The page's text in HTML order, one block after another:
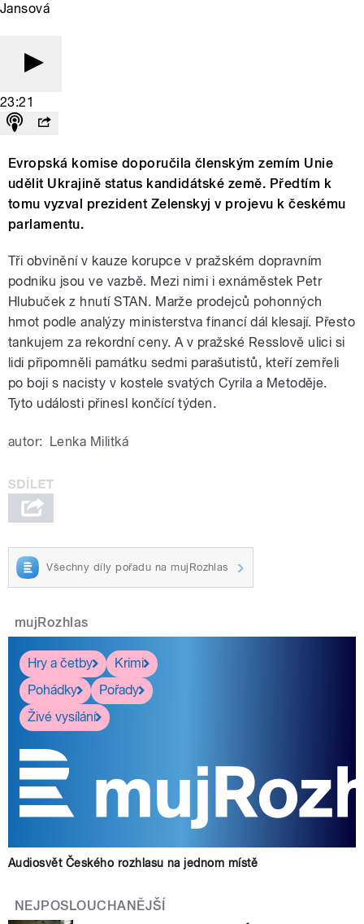
Jansová
23:21
Evropská komise doporučila členským zemím Unie
udělit Ukrajině status kandidátské země. Předtím k
tomu vyzval prezident Zelenskyj v projevu k českému
parlamentu.
Tři obvinění v kauze korupce v pražském dopravním
podniku jsou ve vazbě. Mezi nimi i exnáměstek Petr
Hlubuček z hnutí STAN. Marže prodejců pohonných
hmot podle analýzy ministerstva financí dál klesají. Přesto
tankujem za rekordní ceny. A v pražské Resslově ulici si
lidi připomněli památku sedmi parašutistů, kteří zemřeli
po boji s nacisty v kostele svatých Cyrila a Metoděje.
Tyto události přinesl končící týden.
autor: Lenka Militká
Všechny díly pořadu na mujRozhlas
mujRozhlas
Hry a četby
Krimi
Pohádky
Pořady
Živé vysílání
Audiosvět Českého rozhlasu na jednom místě
NEJPOSLOUCHANĚJŠÍ